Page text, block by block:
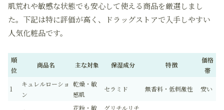
肌荒れや敏感な状態でも安心して使える商品を厳選しまし
た。下記は特に評価が高く、ドラッグストアで入手しやすい
人気化粧品です。
順
位
商品名 主な対象 保湿成分 特徴
価格
帯
1
キュレルローショ
ン
乾燥・敏
感肌
セラミド 無香料・低刺激性 安い
花粉・敏
グリチルリチ